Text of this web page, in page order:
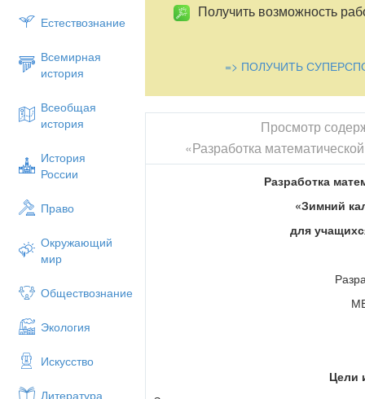
Естествознание
Всемирная
история
Всеобщая
история
История
России
Право
Окружающий
мир
Обществознание
Экология
Искусство
Литература
Получить возможность
=> ПОЛУЧИТЬ
Просмотр
«Разработка
Разработка
«Зимний
для
Цели